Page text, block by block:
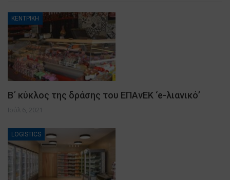
ΚΕΝΤΡΙΚΗ
Β΄ κύκλος της δράσης του ΕΠΑνΕΚ ‘e-λιανικό’
Ιούλ 6, 2021
LOGISTICS